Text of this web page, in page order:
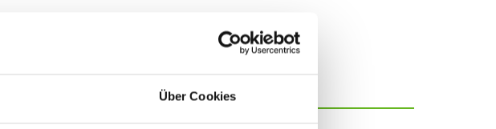
Über Cookies
IN BARGSTEDT
seit 1902